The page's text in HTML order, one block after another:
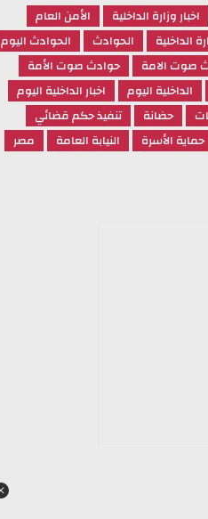
اخبار وزارة الداخلية
الأمن العام
الداخلية الحوادث
الحوادث اليوم
صوت الامة
حوادث صوت الأمة
الداخلية اليوم
اخبار الداخلية اليوم
حضانة
تنفيذ حكم قضائي
حماية الأسرة النيابة العامة مصر